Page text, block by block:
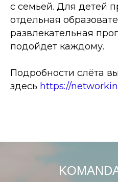
с семьей. Для детей
отдельная
развлекательная
подойдет каждому.
Подробности слёта
здесь https://